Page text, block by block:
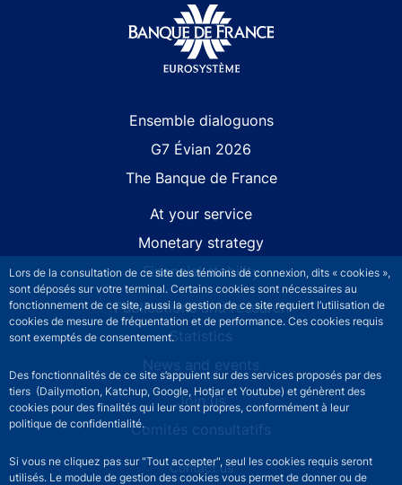
Lors de la consultation de ce site des témoins de connexion, dits « cookies »,
sont déposés sur votre terminal. Certains cookies sont nécessaires au
fonctionnement de ce site, aussi la gestion de ce site requiert l’utilisation de
cookies de mesure de fréquentation et de performance. Ces cookies requis
sont exemptés de consentement.
Des fonctionnalités de ce site s’appuient sur des services proposés par des
tiers (Dailymotion, Katchup, Google, Hotjar et Youtube) et génèrent des
cookies pour des finalités qui leur sont propres, conformément à leur
politique de confidentialité.
Si vous ne cliquez pas sur "Tout accepter", seul les cookies requis seront
utilisés. Le module de gestion des cookies vous permet de donner ou de
Ensemble dialoguons
G7 Évian 2026
The Banque de France
At your service
Monetary strategy
Financial stability
Publications and research
Statistics
News and events
Join us
Comités consultatifs
Footer secondary menuContact us